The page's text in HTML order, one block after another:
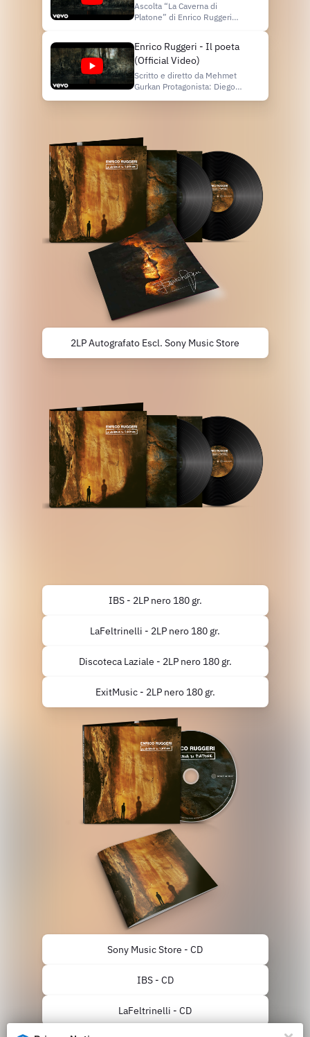
Ascolta “La Caverna di
Platone” di Enrico Ruggeri
https://bio.to/
Gurkan Protagonista: Diego
Rizzo Backline: Valentina
Panzeri MUA: Anna Penazzo
Montaggio e post/produzione:
Enrico Ruggeri - Il poeta
(Official Video)
Scritto e diretto da Mehmet
Gurkan Protagonista: Diego
Panzeri Comune di Airuno Il
Sindaco Gianfranco Lavelli ...
2LP Autografato Escl. Sony Music Store
IBS - 2LP nero 180 gr.
LaFeltrinelli - 2LP nero 180 gr.
Discoteca Laziale - 2LP nero 180 gr.
ExitMusic - 2LP nero 180 gr.
Sony Music Store - CD
IBS - CD
LaFeltrinelli - CD